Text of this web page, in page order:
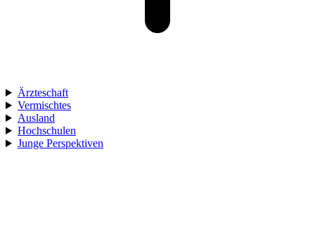
Ärzteschaft
Vermischtes
Ausland
Hochschulen
Junge Perspektiven